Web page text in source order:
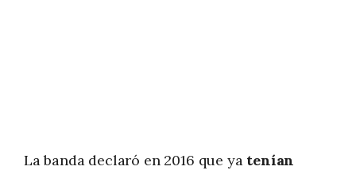
La banda declaró en 2016 que ya tenían